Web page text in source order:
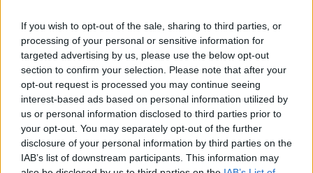
If you wish to opt-out of the sale, sharing to third parties, or
processing of your personal or sensitive information for
targeted advertising by us, please use the below opt-out
section to confirm your selection. Please note that after your
opt-out request is processed you may continue seeing
interest-based ads based on personal information utilized by
us or personal information disclosed to third parties prior to
your opt-out. You may separately opt-out of the further
disclosure of your personal information by third parties on the
IAB’s list of downstream participants. This information may
All'Ipercoop livornese vince la Usb
Ipercoop licenzia delegata Usb, sit-in di protesta
Sciopero, non garantiti i servizi di Asa
"Contratto non rinnovato all'eroe dello scuolabus"
Licenziamenti in Avr, proclamato lo sciopero